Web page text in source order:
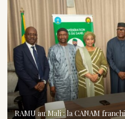
RAMU au Mali : la CANAM